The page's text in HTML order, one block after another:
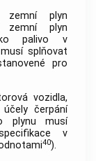
zemní plyn
zemní plyn
palivo v
splňovat
pro
vozidla,
čerpání
plynu musí
v
40).